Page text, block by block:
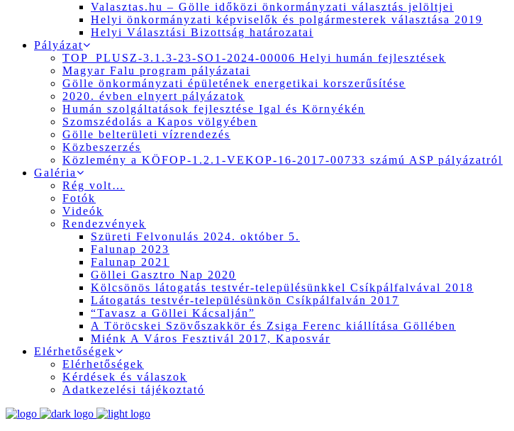
Valasztas.hu – Gölle időközi önkormányzati választás jelöltjei
Helyi önkormányzati képviselők és polgármesterek választása 2019
Helyi Választási Bizottság határozatai
Pályázat
TOP_PLUSZ-3.1.3-23-SO1-2024-00006 Helyi humán fejlesztések
Magyar Falu program pályázatai
Gölle önkormányzati épületének energetikai korszerűsítése
2020. évben elnyert pályázatok
Humán szolgáltatások fejlesztése Igal és Környékén
Szomszédolás a Kapos völgyében
Gölle belterületi vízrendezés
Közbeszerzés
Közlemény a KÖFOP-1.2.1-VEKOP-16-2017-00733 számú ASP pályázatról
Galéria
Rég volt…
Fotók
Videók
Rendezvények
Szüreti Felvonulás 2024. október 5.
Falunap 2023
Falunap 2021
Göllei Gasztro Nap 2020
Kölcsönös látogatás testvér-településünkkel Csíkpálfalvával 2018
Látogatás testvér-településünkön Csíkpálfalván 2017
“Tavasz a Göllei Kácsalján”
A Töröcskei Szövőszakkör és Zsiga Ferenc kiállítása Göllében
Miénk A Város Fesztivál 2017, Kaposvár
Elérhetőségek
Elérhetőségek
Kérdések és válaszok
Adatkezelési tájékoztató